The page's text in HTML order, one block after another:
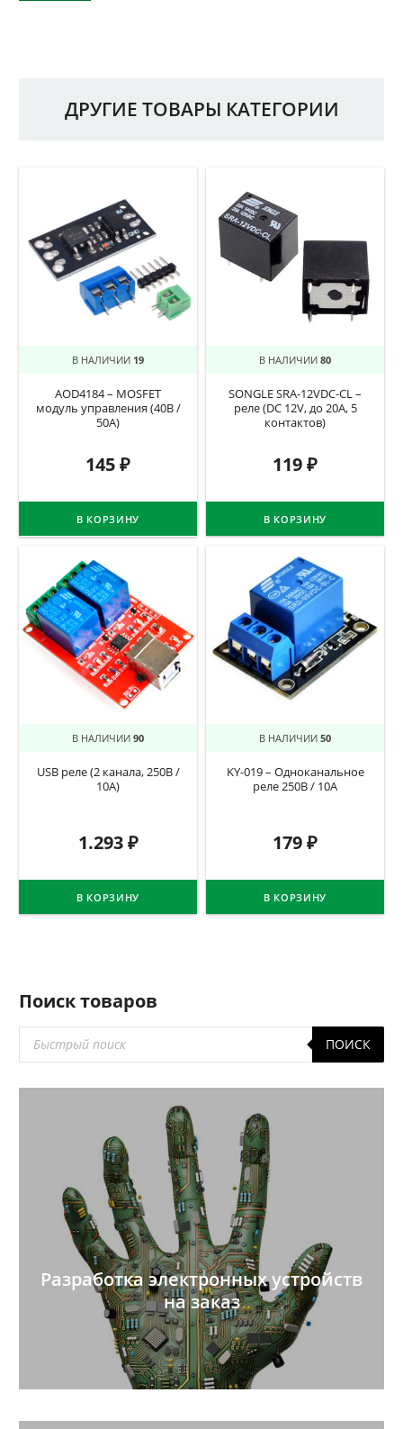
ДРУГИЕ ТОВАРЫ КАТЕГОРИИ
В НАЛИЧИИ 19
AOD4184 – MOSFET
модуль управления (40В /
50A)
145₽
В КОРЗИНУ
В НАЛИЧИИ 80
SONGLE SRA-12VDC-CL –
реле (DC 12V, до 20A, 5
контактов)
119₽
В КОРЗИНУ
В НАЛИЧИИ 90
USB реле (2 канала, 250В /
10А)
1.293₽
В КОРЗИНУ
В НАЛИЧИИ 50
KY-019 – Одноканальное
реле 250В / 10А
179₽
В КОРЗИНУ
Поиск товаров
товаров
ПОИСК
Разработка электронных устройств
на заказ